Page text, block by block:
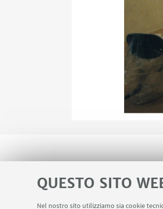
QUESTO SITO
Nel nostro sito utilizziamo sia cookie